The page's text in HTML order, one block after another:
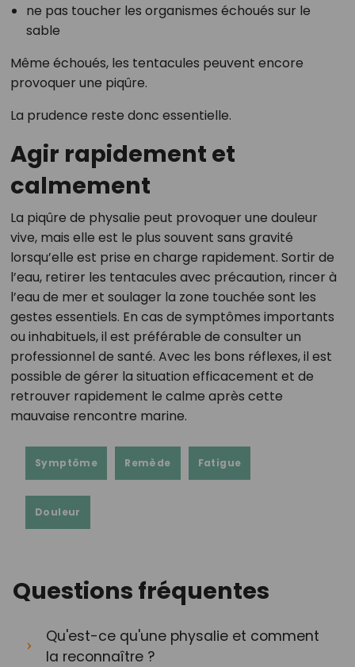
ne pas toucher les organismes échoués sur le
sable
Même échoués, les tentacules peuvent encore
provoquer une piqûre.
La prudence reste donc essentielle.
Agir rapidement et
calmement
La piqûre de physalie peut provoquer une douleur
vive, mais elle est le plus souvent sans gravité
lorsqu’elle est prise en charge rapidement. Sortir de
l’eau, retirer les tentacules avec précaution, rincer à
l’eau de mer et soulager la zone touchée sont les
gestes essentiels. En cas de symptômes importants
ou inhabituels, il est préférable de consulter un
professionnel de santé. Avec les bons réflexes, il est
possible de gérer la situation efficacement et de
retrouver rapidement le calme après cette
mauvaise rencontre marine.
Symptôme Remède Fatigue
Douleur
Questions fréquentes
Qu'est-ce qu'une physalie et comment
la reconnaître ?